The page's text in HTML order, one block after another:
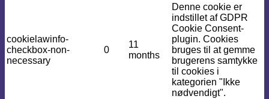
cookielawinfo-
checkbox-non-
necessary
0
11
months
Denne cookie er
indstillet af GDPR
Cookie Consent-
plugin. Cookies
bruges til at gemme
brugerens samtykke
til cookies i
kategorien "Ikke
nødvendigt".